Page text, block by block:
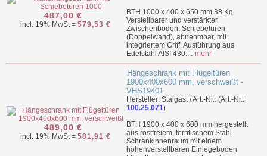
487,00 €
incl. 19% MwSt = 579,53 €
BTH 1000 x 400 x 650 mm 38 Kg
Verstellbarer und verstärkter
Zwischenboden. Schiebetüren
(Doppelwand), abnehmbar, mit
integriertem Griff. Ausführung aus
Edelstahl AISI 430.... mehr
489,00 €
incl. 19% MwSt = 581,91 €
Hängeschrank mit Flügeltüren
1900x400x600 mm, verschweißt -
VHS19401
Hersteller: Stalgast / Art.-Nr.: (Art.-Nr.:
100.25.071)
BTH 1900 x 400 x 600 mm hergestellt
aus rostfreiem, ferritischem Stahl
Schrankinnenraum mit einem
höhenverstellbaren Einlegeboden